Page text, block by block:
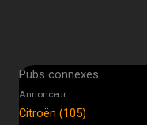
Pubs connexes
Annonceur
Citroën (105)